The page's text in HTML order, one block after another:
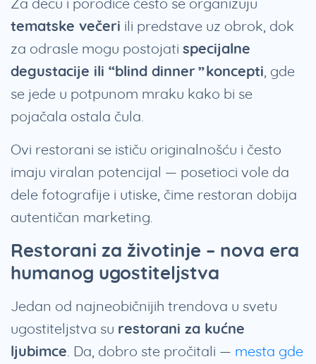
tematske večeri ili predstave uz obrok, dok
za odrasle mogu postojati specijalne
degustacije ili “blind dinner” koncepti, gde
se jede u potpunom mraku kako bi se
pojačala ostala čula.
Ovi restorani se ističu originalnošću i često
imaju viralan potencijal — posetioci vole da
dele fotografije i utiske, čime restoran dobija
autentičan marketing.
Restorani za životinje – nova era
humanog ugostiteljstva
Jedan od najneobičnijih trendova u svetu
ugostiteljstva su restorani za kućne
ljubimce. Da, dobro ste pročitali — mesta gde